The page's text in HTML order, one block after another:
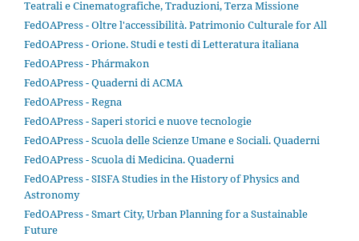
Teatrali e Cinematografiche, Traduzioni, Terza Missione
FedOAPress - Oltre l'accessibilità. Patrimonio Culturale for All
FedOAPress - Orione. Studi e testi di Letteratura italiana
FedOAPress - Phármakon
FedOAPress - Quaderni di ACMA
FedOAPress - Regna
FedOAPress - Saperi storici e nuove tecnologie
FedOAPress - Scuola delle Scienze Umane e Sociali. Quaderni
FedOAPress - Scuola di Medicina. Quaderni
FedOAPress - SISFA Studies in the History of Physics and
Astronomy
FedOAPress - Smart City, Urban Planning for a Sustainable
Future